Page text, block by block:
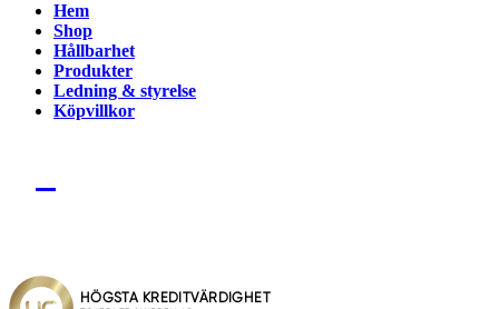
Hem
Shop
Hållbarhet
Produkter
Ledning & styrelse
Köpvillkor